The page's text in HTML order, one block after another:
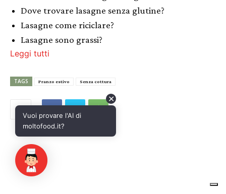
✕
Vuoi provare l'AI di
moltofood.it?